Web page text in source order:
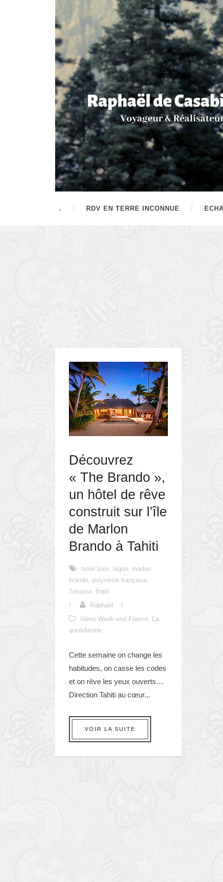
. RDV EN TERRE INCONNUE
Découvrez
« The Brando »,
un hôtel de rêve
construit sur l’île
de Marlon
Brando à Tahiti
hotel luxe lagon marlon
brando polynésie française
Tetiaroa thaiti
/
Raphaël
/
Idées Week-end France
La
quotidienne
Cette semaine on change les
habitudes, on casse les codes
et on rêve les yeux ouverts…
Direction Tahiti au cœur...
VOIR LA SUITE